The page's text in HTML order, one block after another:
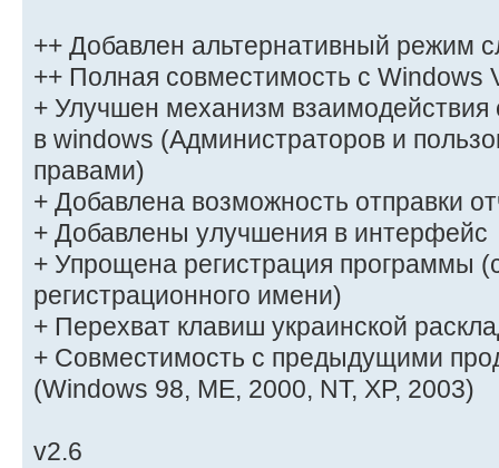
++ Добавлен альтернативный режим
++ Полная совместимость с Windows
+ Улучшен механизм взаимодействия
в windows (Администраторов и
правами)
+ Добавлена возможность отправки
+ Добавлены улучшения в интерфейс
+ Упрощена регистрация программы
регистрационного имени)
+ Перехват клавиш украинской
+ Совместимость с предыдущими
(Windows 98, ME, 2000, NT, XP, 2003)
v2.6